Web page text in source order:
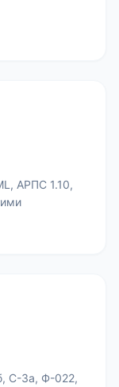
АРПС 1.10,
С-3а, Ф-022,